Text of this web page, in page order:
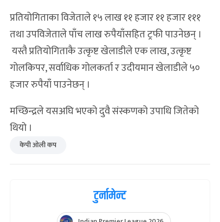
प्रतियोगिताका विजेताले १५ लाख ११ हजार ११ हजार १११
तथा उपविजेताले पाँच लाख रुपैयाँसहित ट्रफी पाउनेछन् ।
यस्तै प्रतियोगिताकै उत्कृष्ट खेलाडीले एक लाख, उत्कृष्ट